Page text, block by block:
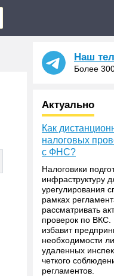
Наш
Более
Актуально
Как
налоговых
с ФНС?
Налоговики
инфраструктуру
урегулирования
рамках
рассматривать
проверок по
избавит
необходимости
удаленных
четкого
регламентов.